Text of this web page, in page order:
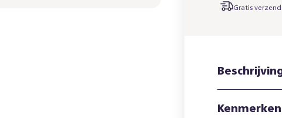
Gratis
Kenmerken